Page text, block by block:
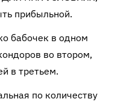
прибыльной.
бабочек в одном
во втором,
в третьем.
по количеству